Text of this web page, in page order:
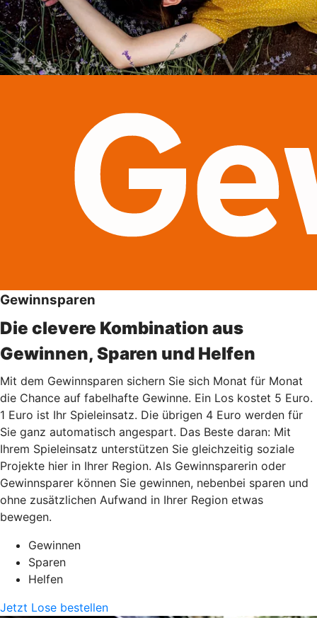
Gewinnsparen
Die clevere Kombination aus
Gewinnen, Sparen und Helfen
Mit dem Gewinnsparen sichern Sie sich Monat für Monat
die Chance auf fabelhafte Gewinne. Ein Los kostet 5 Euro.
1 Euro ist Ihr Spieleinsatz. Die übrigen 4 Euro werden für
Sie ganz automatisch angespart. Das Beste daran: Mit
Ihrem Spieleinsatz unterstützen Sie gleichzeitig soziale
Projekte hier in Ihrer Region. Als Gewinnsparerin oder
Gewinnsparer können Sie gewinnen, nebenbei sparen und
ohne zusätzlichen Aufwand in Ihrer Region etwas
bewegen.
Gewinnen
Sparen
Helfen
Jetzt Lose bestellen